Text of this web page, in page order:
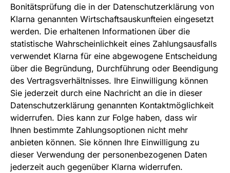
Bonitätsprüfung die in der Datenschutzerklärung von
Klarna genannten Wirtschaftsauskunfteien eingesetzt
werden. Die erhaltenen Informationen über die
statistische Wahrscheinlichkeit eines Zahlungsausfalls
verwendet Klarna für eine abgewogene Entscheidung
über die Begründung, Durchführung oder Beendigung
des Vertragsverhältnisses. Ihre Einwilligung können
Sie jederzeit durch eine Nachricht an die in dieser
Datenschutzerklärung genannten Kontaktmöglichkeit
widerrufen. Dies kann zur Folge haben, dass wir
Ihnen bestimmte Zahlungsoptionen nicht mehr
anbieten können. Sie können Ihre Einwilligung zu
dieser Verwendung der personenbezogenen Daten
jederzeit auch gegenüber Klarna widerrufen.